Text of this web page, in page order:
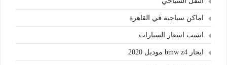
اماكن سياجية في القاهرة
انسب اسعار السيارات
ايجار bmw z4 موديل 2020